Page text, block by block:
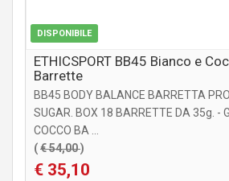
DISPONIBILE
ETHICSPORT BB45 Bianco e
Barrette
BB45 BODY BALANCE BARRETTA
SUGAR. BOX 18 BARRETTE DA 35g. -
COCCO BA ...
(€ 54,00)
€ 35,10